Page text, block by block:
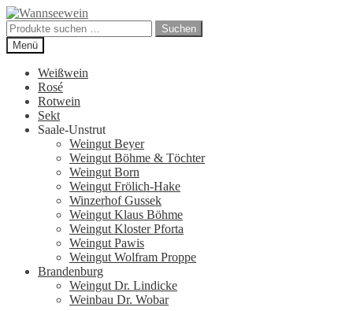
Zur
Navigation
springen
Zum
Inhalt
springen
Suchen
nach:
Suchen
Menü
Weißwein
Rosé
Rotwein
Sekt
Saale-Unstrut
Weingut Beyer
Weingut Böhme & Töchter
Weingut Born
Weingut Frölich-Hake
Winzerhof Gussek
Weingut Klaus Böhme
Weingut Kloster Pforta
Weingut Pawis
Weingut Wolfram Proppe
Brandenburg
Weingut Dr. Lindicke
Weinbau Dr. Wobar